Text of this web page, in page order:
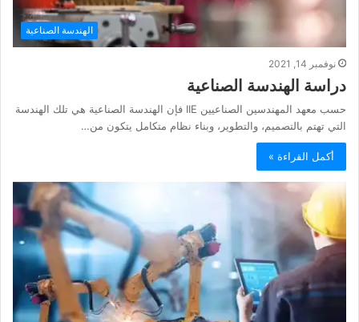
الهندسة الصناعية
نوفمبر 14, 2021
دراسة الهندسة الصناعية
حسب معهد المهندسين الصناعيين IIE فإن الهندسة الصناعية هي تلك الهندسة
التي تهتم بالتصميم، والتطوير، وبناء نظام متكامل يتكون من…
أكمل القراءة »